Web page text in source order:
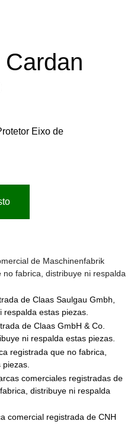
Eixo de
de Maschinenfabrik
no fabrica, distribuye ni respalda
de Claas Saulgau Gmbh,
respalda estas piezas.
de Claas GmbH & Co.
ni respalda estas piezas.
registrada que no fabrica,
piezas.
comerciales registradas de
distribuye ni respalda
comercial registrada de CNH